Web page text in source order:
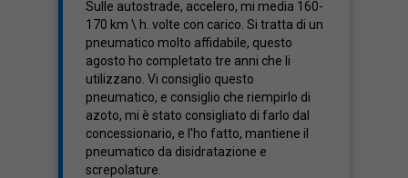
Sulle autostrade, accelero, mi media 160-
170 km \ h. volte con carico. Si tratta di un
pneumatico molto affidabile, questo
agosto ho completato tre anni che li
utilizzano. Vi consiglio questo
pneumatico, e consiglio che riempirlo di
azoto, mi è stato consigliato di farlo dal
concessionario, e l'ho fatto, mantiene il
pneumatico da disidratazione e
screpolature.